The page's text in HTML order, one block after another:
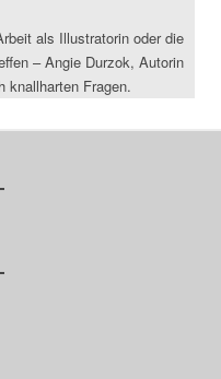
als Illustratorin oder die
– Angie Durzok, Autorin
knallharten Fragen.